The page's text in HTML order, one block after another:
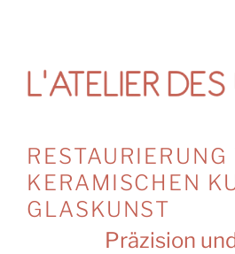
RESTAURIERUNG
KERAMISCHEN
GLASKUNST
Präzision